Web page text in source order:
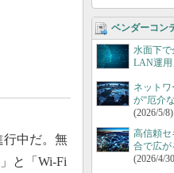
行中だ。無
と「Wi-Fi
ベンダーコン
水面下で
LAN運用
ネット
が“厄介
(2026/5/8)
高信頼セ
合で広が
(2026/4/